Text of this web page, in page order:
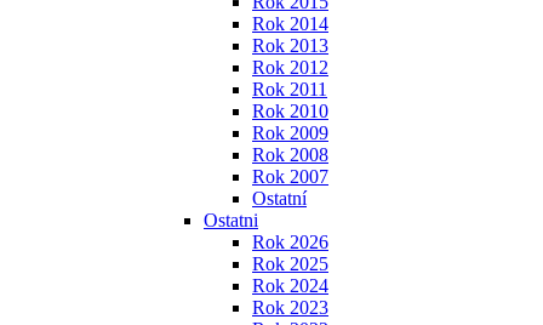
Rok 2014
Rok 2013
Rok 2012
Rok 2011
Rok 2010
Rok 2009
Rok 2008
Rok 2007
Ostatní
Ostatni
Rok 2026
Rok 2025
Rok 2024
Rok 2023